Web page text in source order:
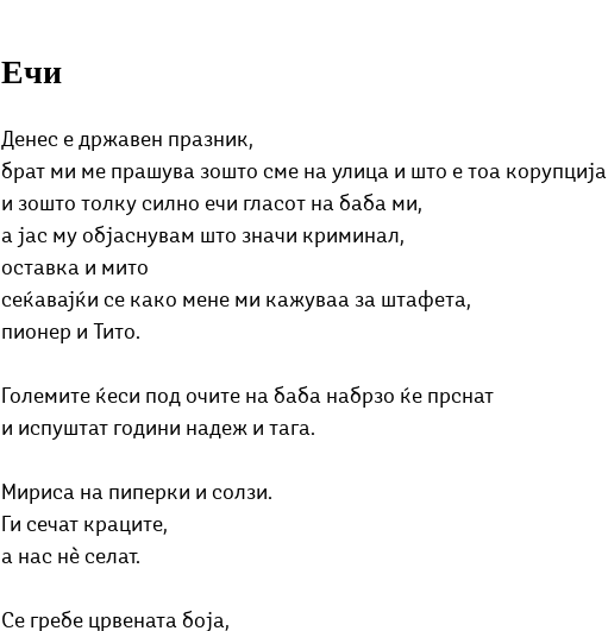
Ечи
Денес е државен празник,
брат ми ме прашува зошто сме на улица и што е тоа корупција
и зошто толку силно ечи гласот на баба ми,
а јас му објаснувам што значи криминал,
оставка и мито
сеќавајќи се како мене ми кажуваа за штафета,
пионер и Тито.
Големите ќеси под очите на баба набрзо ќе прснат
и испуштат години надеж и тага.
Мириса на пиперки и солзи.
Ги сечат краците,
а нас нѐ селат.
Се гребе црвената боја,